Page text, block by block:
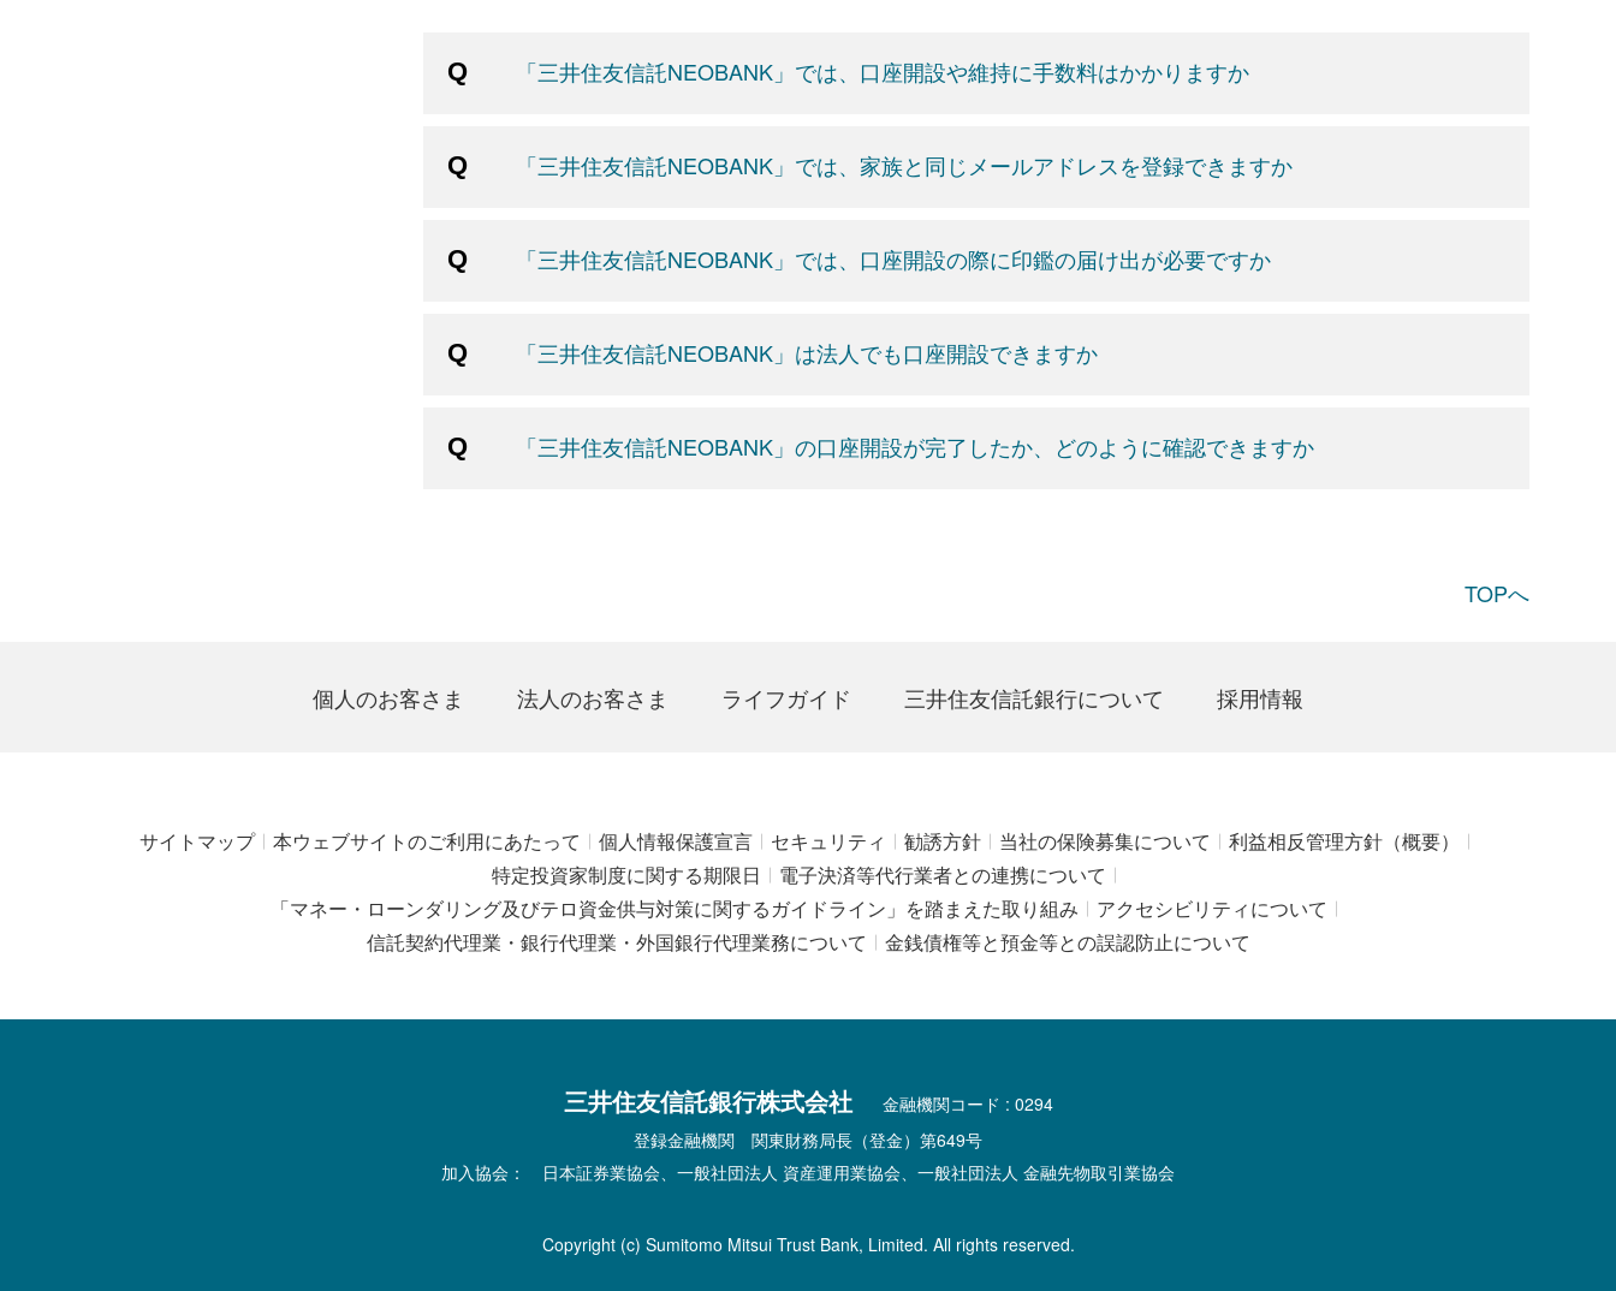
「三井住友信託NEOBANK」では、口座開設や維持に手数料はかかりますか
「三井住友信託NEOBANK」では、家族と同じメールアドレスを登録できますか
「三井住友信託NEOBANK」では、口座開設の際に印鑑の届け出が必要ですか
「三井住友信託NEOBANK」は法人でも口座開設できますか
「三井住友信託NEOBANK」の口座開設が完了したか、どのように確認できますか
TOPへ
個人のお客さま 法人のお客さま ライフガイド 三井住友信託銀行について 採用情報
サイトマップ 本ウェブサイトのご利用にあたって 個人情報保護宣言 セキュリティ 勧誘方針 当社の保険募集について
利益相反管理方針（概要）
特定投資家制度に関する期限日
電子決済等代行業者との連携について
「マネー・ローンダリング及びテロ資金供与対策に関するガイドライン」を踏まえた取り組み
アクセシビリティについて
信託契約代理業・銀行代理業・外国銀行代理業務について
金銭債権等と預金等との誤認防止について
三井住友信託銀行株式会社
金融機関コード : 0294
登録金融機関 関東財務局長（登金）第649号
加入協会： 日本証券業協会、一般社団法人 資産運用業協会、一般社団法人 金融先物取引業協会
Copyright (c) Sumitomo Mitsui Trust Bank, Limited. All rights reserved.